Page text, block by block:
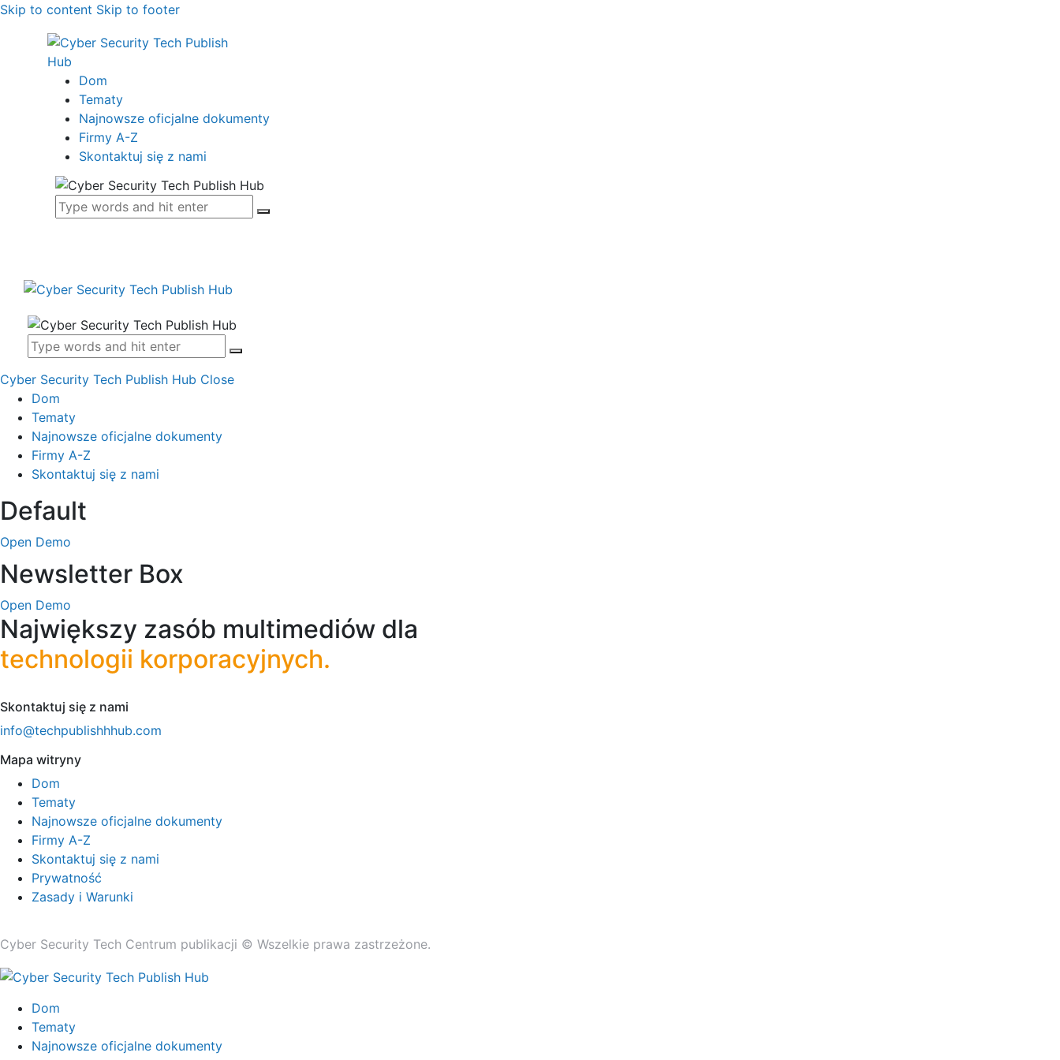
Skip to content Skip to footer
Dom
Tematy
Najnowsze oficjalne dokumenty
Firmy A-Z
Skontaktuj się z nami
Cyber Security Tech Publish Hub Close
Dom
Tematy
Najnowsze oficjalne dokumenty
Firmy A-Z
Skontaktuj się z nami
Default
Open Demo
Newsletter Box
Open Demo
Największy zasób multimediów dla
technologii korporacyjnych.
Skontaktuj się z nami
info@techpublishhhub.com
Mapa witryny
Dom
Tematy
Najnowsze oficjalne dokumenty
Firmy A-Z
Skontaktuj się z nami
Prywatność
Zasady i Warunki
Cyber ​​Security Tech Centrum publikacji © Wszelkie prawa zastrzeżone.
Dom
Tematy
Najnowsze oficjalne dokumenty